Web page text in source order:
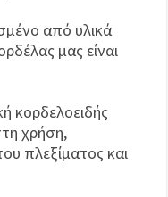
από υλικά
μας είναι
κορδελοειδής
χρήση,
πλεξίματος και